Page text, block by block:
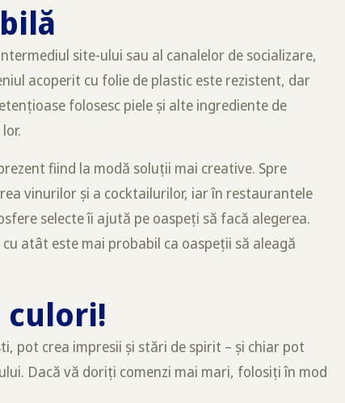
site-ului sau al canalelor de socializare,
acoperit cu folie de plastic este rezistent, dar
folosesc piele și alte ingrediente de
fiind la modă soluții mai creative. Spre
vinurilor și a cocktailurilor, iar în restaurantele
selecte îi ajută pe oaspeți să facă alegerea.
atât este mai probabil ca oaspeții să aleagă
culori!
pot crea impresii și stări de spirit – și chiar pot
Dacă vă doriți comenzi mai mari, folosiți în mod